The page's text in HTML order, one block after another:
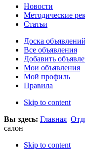
Новости
Методические
Статьи
Доска объявлений
Все объявления
Добавить
Мои объявления
Мой профиль
Правила
Skip to content
Вы здесь: Главная
салон
Skip to content